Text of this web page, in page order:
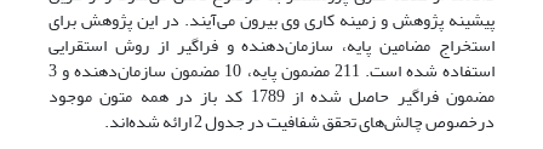
پیشینه پژوهش و زمینه کاری وی بیرون می‌آیند. در این پژوهش برای
استخراج مضامین پایه، سازمان‌دهنده و فراگیر از روش استقرایی
استفاده شده ‌است. 211 مضمون پایه، 10 مضمون سازمان‌دهنده و 3
مضمون فراگیر حاصل شده از 1789 کد باز در همه متون موجود
درخصوص چالش‌های تحقق شفافیت در جدول 2 ارائه‌ شده‌اند.